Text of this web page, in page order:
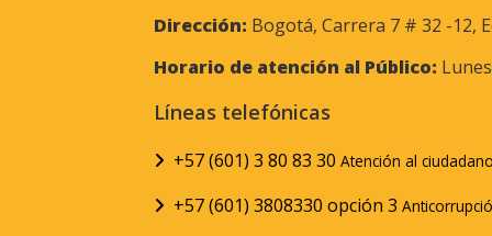
Dirección: Bogotá, Carrera 7 # 32 -12,
Horario de atención al Público:
Líneas telefónicas
+57 (601) 3 80 83 30 Atención al
+57 (601) 3808330 opción 3